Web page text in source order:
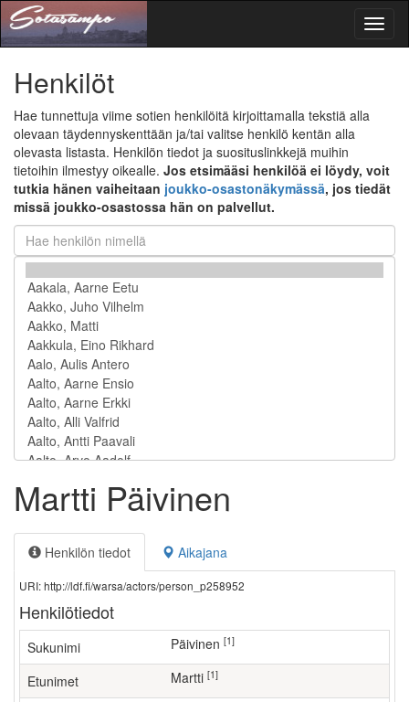
Henkilöt
Hae tunnettuja viime sotien henkilöitä kirjoittamalla tekstiä alla
olevaan täydennyskenttään ja/tai valitse henkilö kentän alla
olevasta listasta. Henkilön tiedot ja suosituslinkkejä muihin
tietoihin ilmestyy oikealle. Jos etsimääsi henkilöä ei löydy, voit
tutkia hänen vaiheitaan joukko-osastonäkymässä, jos tiedät
missä joukko-osastossa hän on palvellut.
Martti Päivinen
Henkilön tiedot Aikajana
URI: http://ldf.fi/warsa/actors/person_p258952
Henkilötiedot
Sukunimi Päivinen [1]
Etunimet Martti [1]